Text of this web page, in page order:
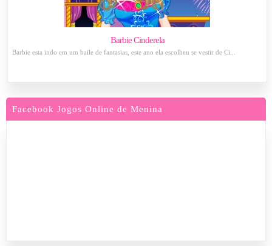
Barbie Cinderela
Barbie esta indo em um baile de fantasias, este ano ela escolheu se vestir de Ci...
Facebook Jogos Online de Menina